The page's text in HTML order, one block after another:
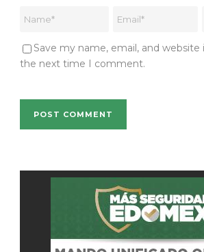
Save my name, email, and
the next time I comment.